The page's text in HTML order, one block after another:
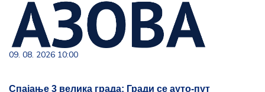
09. 08. 2026 10:00
Спајање 3 велика града: Гради се ауто-пут